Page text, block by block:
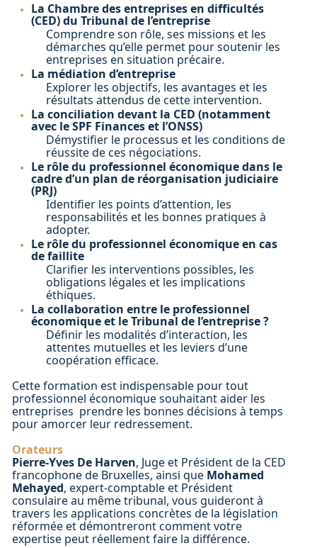
La Chambre des entreprises en difficultés
(CED) du Tribunal de l’entreprise
Comprendre son rôle, ses missions et les
démarches qu’elle permet pour soutenir les
entreprises en situation précaire.
La médiation d’entreprise
Explorer les objectifs, les avantages et les
résultats attendus de cette intervention.
La conciliation devant la CED (notamment
avec le SPF Finances et l’ONSS)
Démystifier le processus et les conditions de
réussite de ces négociations.
Le rôle du professionnel économique dans le
cadre d’un plan de réorganisation judiciaire
(PRJ)
Identifier les points d’attention, les
responsabilités et les bonnes pratiques à
adopter.
Le rôle du professionnel économique en cas
de faillite
Clarifier les interventions possibles, les
obligations légales et les implications
éthiques.
La collaboration entre le professionnel
économique et le Tribunal de l’entreprise ?
Définir les modalités d’interaction, les
attentes mutuelles et les leviers d’une
coopération efficace.
Cette formation est indispensable pour tout
professionnel économique souhaitant aider les
entreprises prendre les bonnes décisions à temps
pour amorcer leur redressement.
Orateurs
Pierre-Yves De Harven, Juge et Président de la CED
francophone de Bruxelles, ainsi que Mohamed
Mehayed, expert-comptable et Président
consulaire au même tribunal, vous guideront à
travers les applications concrètes de la législation
réformée et démontreront comment votre
expertise peut réellement faire la différence.